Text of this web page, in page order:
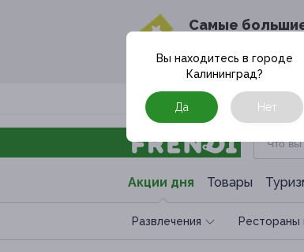
Cамые
в твоём
Москва
Акции дня Товары
Развлечения Рестораны
Вы находитесь в городе
Калининград?
Да Нет